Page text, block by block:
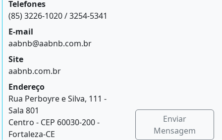
Telefones
(85) 3226-1020 / 3254-5341
E-mail
aabnb@aabnb.com.br
Site
aabnb.com.br
Endereço
Rua Perboyre e Silva, 111 -
Sala 801
Centro - CEP 60030-200 -
Fortaleza-CE
Enviar
Mensagem